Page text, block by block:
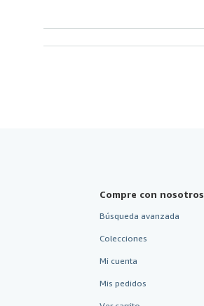
Compre con nosotros
Búsqueda avanzada
Colecciones
Mi cuenta
Mis pedidos